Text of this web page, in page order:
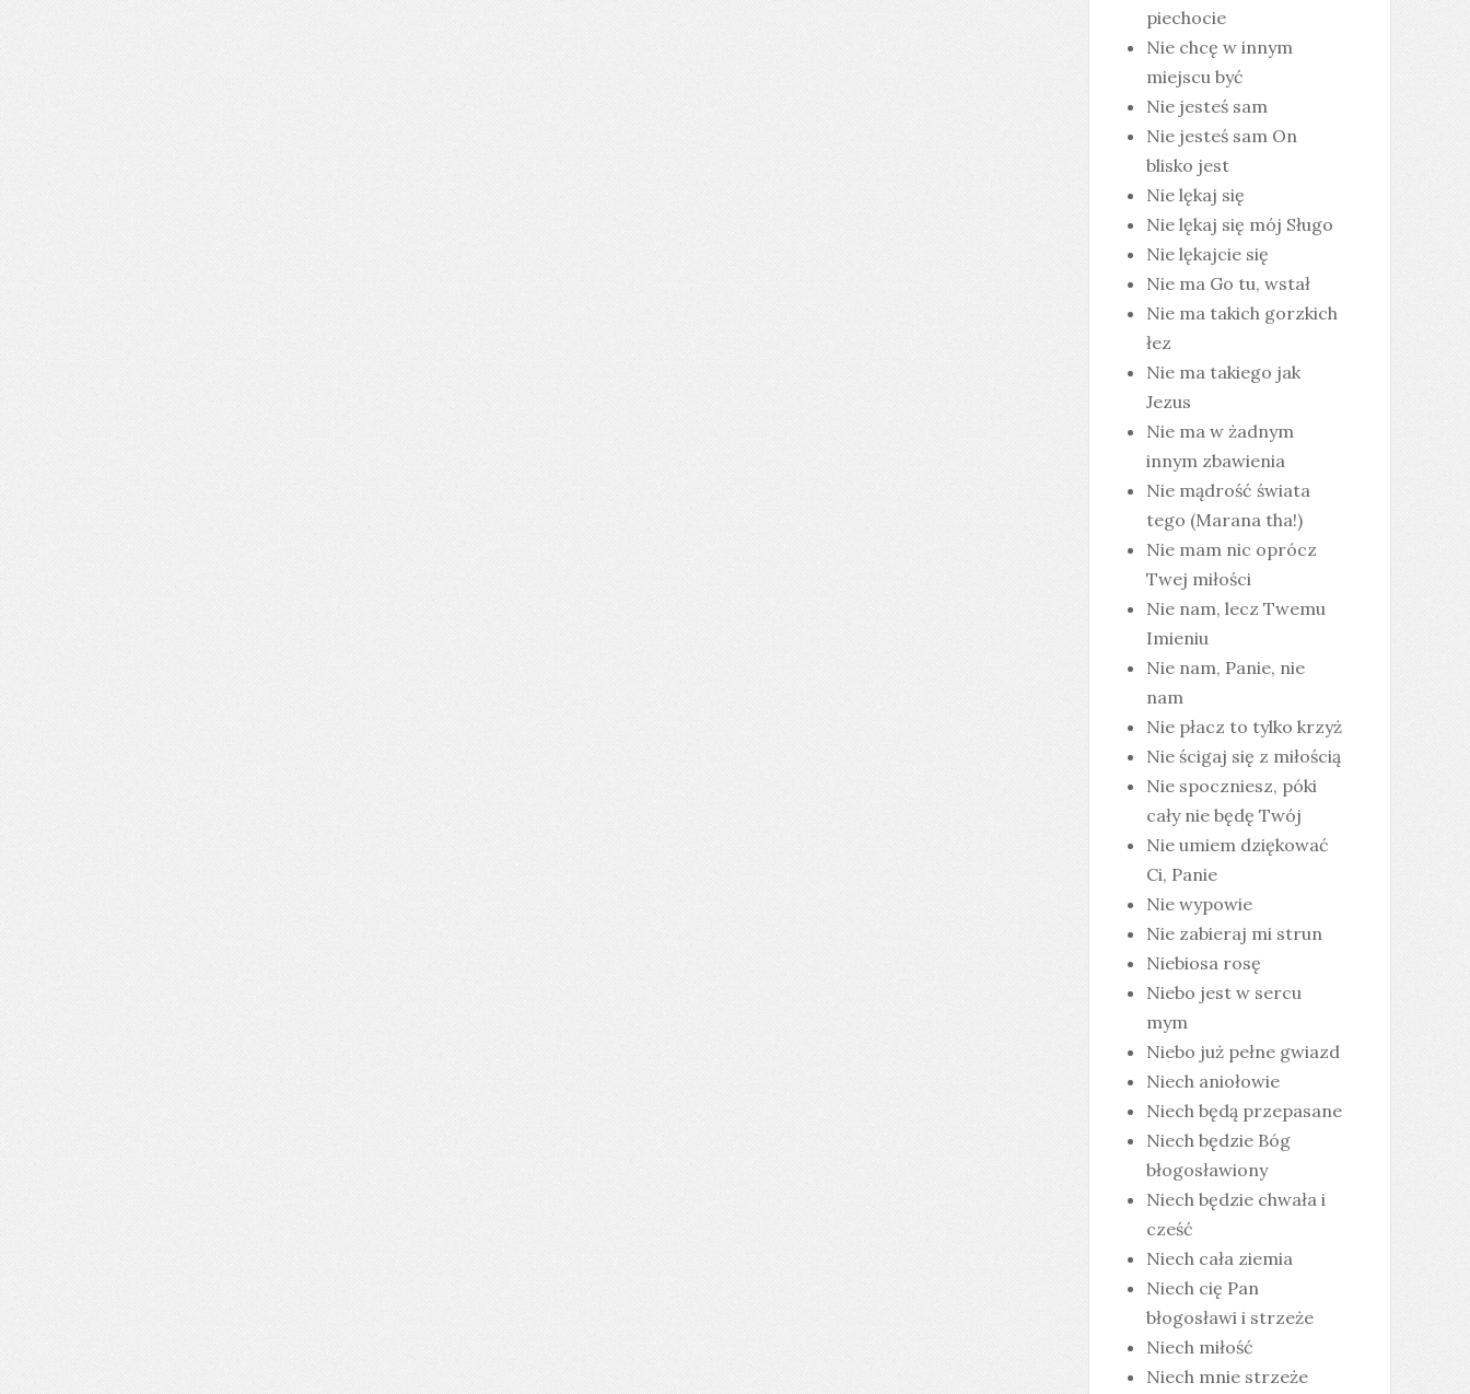
piechocie
Nie chcę w innym
miejscu być
Nie jesteś sam
Nie jesteś sam On
blisko jest
Nie lękaj się
Nie lękaj się mój Sługo
Nie lękajcie się
Nie ma Go tu, wstał
Nie ma takich gorzkich
łez
Nie ma takiego jak
Jezus
Nie ma w żadnym
innym zbawienia
Nie mądrość świata
tego (Marana tha!)
Nie mam nic oprócz
Twej miłości
Nie nam, lecz Twemu
Imieniu
Nie nam, Panie, nie
nam
Nie płacz to tylko krzyż
Nie ścigaj się z miłością
Nie spoczniesz, póki
cały nie będę Twój
Nie umiem dziękować
Ci, Panie
Nie wypowie
Nie zabieraj mi strun
Niebiosa rosę
Niebo jest w sercu
mym
Niebo już pełne gwiazd
Niech aniołowie
Niech będą przepasane
Niech będzie Bóg
błogosławiony
Niech będzie chwała i
cześć
Niech cała ziemia
Niech cię Pan
błogosławi i strzeże
Niech miłość
Niech mnie strzeże